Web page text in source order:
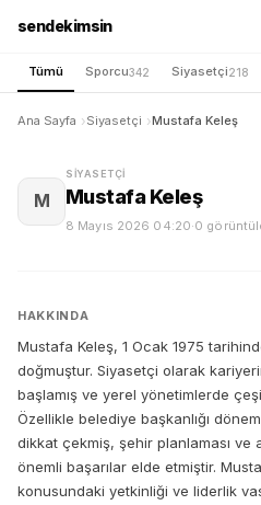
sendekimsin
Tümü Sporcu342 Siyasetçi218
Ana Sayfa Siyasetçi Mustafa Keleş
M
SIYASETÇI
Mustafa Keleş
8 Mayıs 2026 04:20·0
HAKKINDA
Mustafa Keleş, 1 Ocak 1975
doğmuştur. Siyasetçi olarak
başlamış ve yerel yönetimlerde
Özellikle belediye başkanlığı
dikkat çekmiş, şehir planlaması ve
önemli başarılar elde etmiştir.
konusundaki yetkinliği ve liderlik